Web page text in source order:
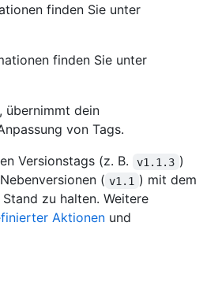
finden Sie unter
finden Sie unter
übernimmt dein
von Tags.
Versionstags (z. B.
v1.1.3 )
( v1.1 ) mit dem
zu halten. Weitere
Aktionen und